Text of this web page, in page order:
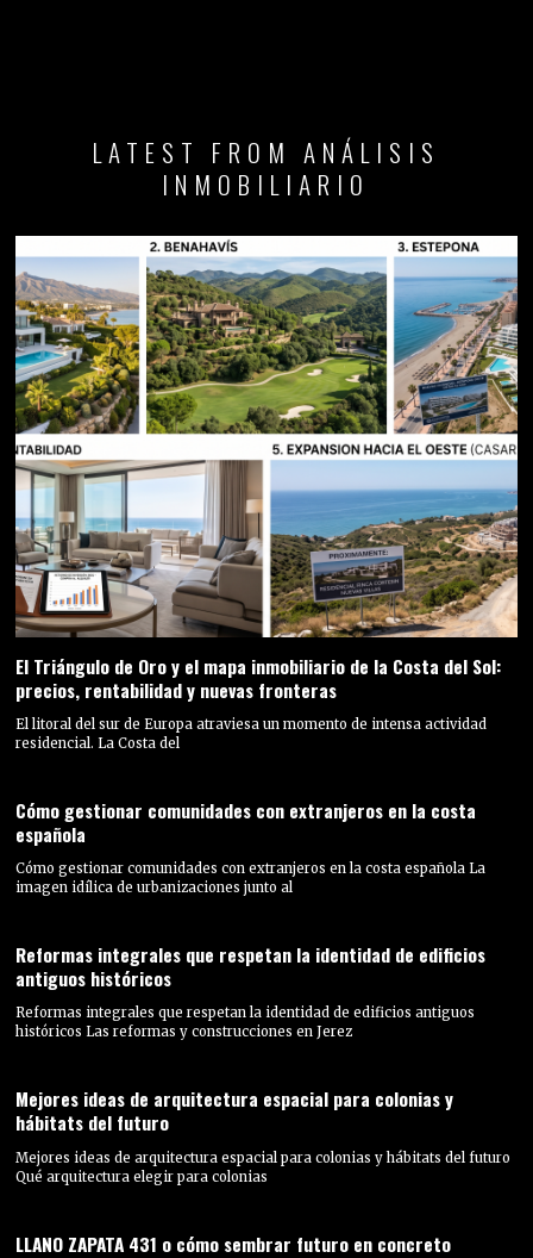
LATEST FROM ANÁLISIS
INMOBILIARIO
El Triángulo de Oro y el mapa inmobiliario de la Costa del Sol:
precios, rentabilidad y nuevas fronteras
El litoral del sur de Europa atraviesa un momento de intensa actividad
residencial. La Costa del
Cómo gestionar comunidades con extranjeros en la costa
española
Cómo gestionar comunidades con extranjeros en la costa española La
imagen idílica de urbanizaciones junto al
Reformas integrales que respetan la identidad de edificios
antiguos históricos
Reformas integrales que respetan la identidad de edificios antiguos
históricos Las reformas y construcciones en Jerez
Mejores ideas de arquitectura espacial para colonias y
hábitats del futuro
Mejores ideas de arquitectura espacial para colonias y hábitats del futuro
Qué arquitectura elegir para colonias
LLANO ZAPATA 431 o cómo sembrar futuro en concreto